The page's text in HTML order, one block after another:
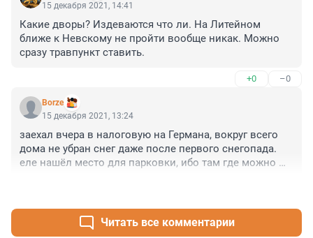
15 декабря 2021, 14:41
Какие дворы? Издеваются что ли. На Литейном
ближе к Невскому не пройти вообще никак. Можно
сразу травпункт ставить.
+0 –0
Borze
15 декабря 2021, 13:24
заехал вчера в налоговую на Германа, вокруг всего
дома не убран снег даже после первого снегопада.
еле нашёл место для парковки, ибо там где можно
Читать все комментарии